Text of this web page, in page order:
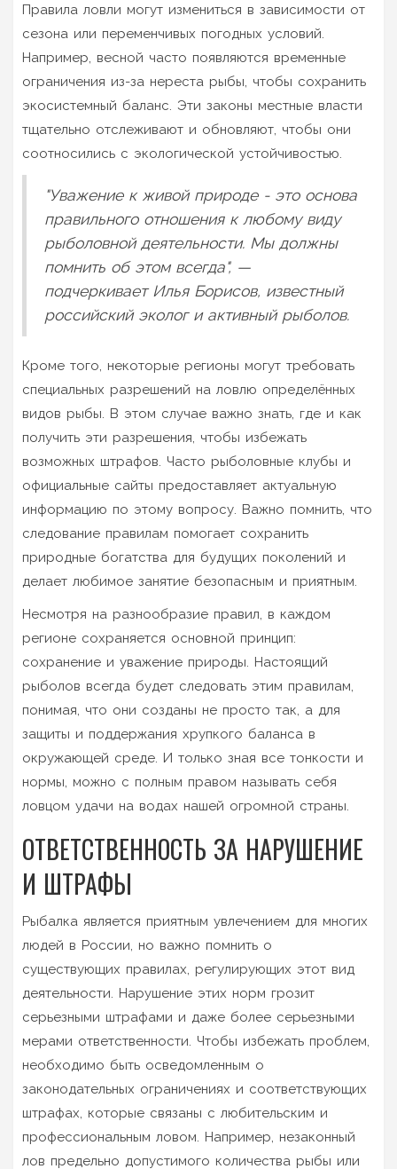
Правила ловли могут измениться в зависимости от
сезона или переменчивых погодных условий.
Например, весной часто появляются временные
ограничения из-за нереста рыбы, чтобы сохранить
экосистемный баланс. Эти законы местные власти
тщательно отслеживают и обновляют, чтобы они
соотносились с экологической устойчивостью.
"Уважение к живой природе - это основа
правильного отношения к любому виду
рыболовной деятельности. Мы должны
помнить об этом всегда", —
подчеркивает Илья Борисов, известный
российский эколог и активный рыболов.
Кроме того, некоторые регионы могут требовать
специальных разрешений на ловлю определённых
видов рыбы. В этом случае важно знать, где и как
получить эти разрешения, чтобы избежать
возможных штрафов. Часто рыболовные клубы и
официальные сайты предоставляет актуальную
информацию по этому вопросу. Важно помнить, что
следование правилам помогает сохранить
природные богатства для будущих поколений и
делает любимое занятие безопасным и приятным.
Несмотря на разнообразие правил, в каждом
регионе сохраняется основной принцип:
сохранение и уважение природы. Настоящий
рыболов всегда будет следовать этим правилам,
понимая, что они созданы не просто так, а для
защиты и поддержания хрупкого баланса в
окружающей среде. И только зная все тонкости и
нормы, можно с полным правом называть себя
ловцом удачи на водах нашей огромной страны.
ОТВЕТСТВЕННОСТЬ ЗА НАРУШЕНИЕ
И ШТРАФЫ
Рыбалка является приятным увлечением для многих
людей в России, но важно помнить о
существующих правилах, регулирующих этот вид
деятельности. Нарушение этих норм грозит
серьезными штрафами и даже более серьезными
мерами ответственности. Чтобы избежать проблем,
необходимо быть осведомленным о
законодательных ограничениях и соответствующих
штрафах, которые связаны с любительским и
профессиональным ловом. Например, незаконный
лов предельно допустимого количества рыбы или